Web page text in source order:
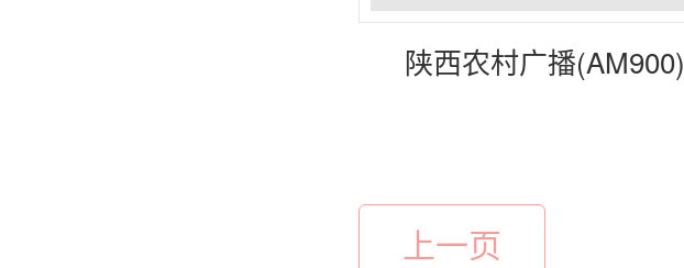
陕西农村广播(AM900)
上一页